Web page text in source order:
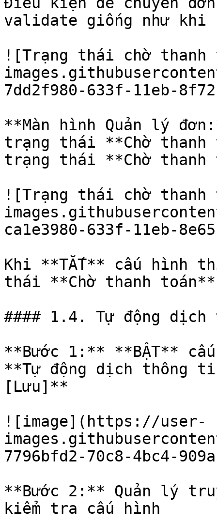
validate giống như khi
![Trạng thái chờ
7dd2f980-633f-11eb-
**Màn hình Quản lý
trạng thái **Chờ
trạng thái **Chờ thanh
![Trạng thái chờ
ca1e3980-633f-11eb-
Khi **TẮT** cấu hình
thái **Chờ thanh toán**
#### 1.4. Tự động dịch
**Bước 1:** **BẬT**
**Tự động dịch thông
[Lưu]**
![image](https://user-
7796bfd2-70c8-4bc4-
**Bước 2:** Quản lý
kiểm tra cấu hình